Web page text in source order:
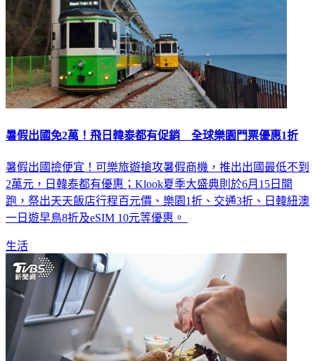
暑假出國免2萬！飛日韓泰都有促銷 全球樂園門票優惠1折
暑假出國撿便宜！可樂旅遊搶攻暑假商機，推出出國最低不到
2萬元，日韓泰都有優惠；Klook夏季大盛典則於6月15日開
跑，祭出天天飯店行程百元價、樂園1折、交通3折、日韓紐澳
一日遊早鳥8折及eSIM 10元等優惠。
生活